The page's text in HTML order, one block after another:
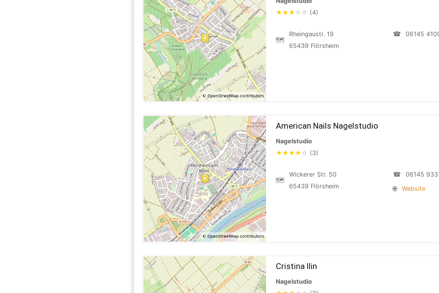
★★★ ☆ ☆ (4)
🗺
Rheingaustr. 19
65439 Flörsheim
☎ 06145
American Nails Nagelstudio
Nagelstudio
★★★★ ☆ (3)
🗺
Wickerer Str. 50
65439 Flörsheim
☎
06145
🌐
Website
Cristina Ilin
Nagelstudio